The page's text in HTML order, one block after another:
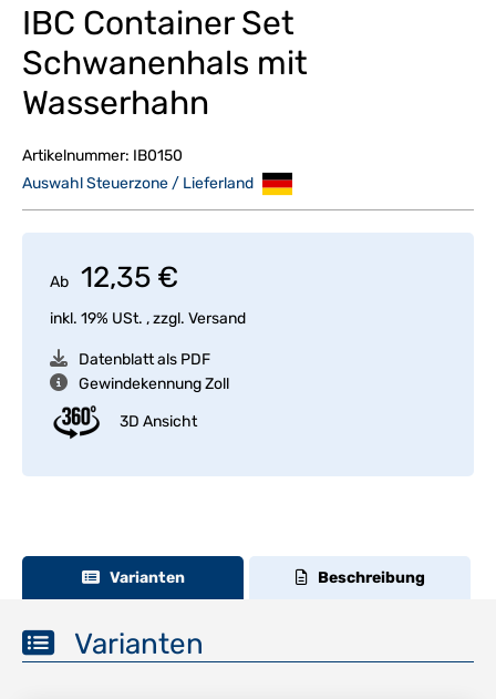
IBC Container Set
Schwanenhals mit
Wasserhahn
Artikelnummer: IB0150
Auswahl Steuerzone / Lieferland
Ab 12,35 €
inkl. 19% USt. , zzgl. Versand
Datenblatt als PDF
Gewindekennung Zoll
3D Ansicht
Varianten Beschreibung
Varianten